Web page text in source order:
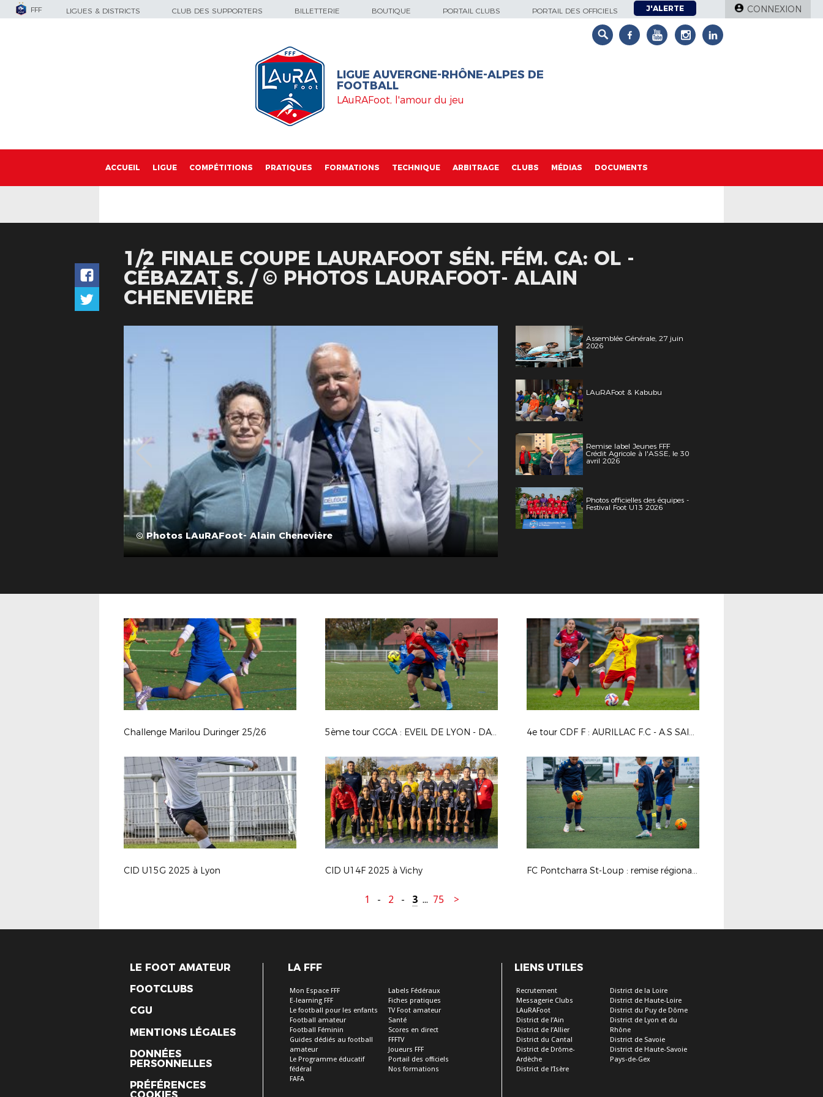
FFF LIGUES & DISTRICTS CLUB DES SUPPORTERS BILLETTERIE BOUTIQUE PORTAIL CLUBS PORTAIL DES OFFICIELS J'ALERTE CONNEXION
LIGUE AUVERGNE-RHÔNE-ALPES DE
FOOTBALL
LAuRAFoot, l'amour du jeu
ACCUEIL LIGUE COMPÉTITIONS PRATIQUES FORMATIONS TECHNIQUE ARBITRAGE CLUBS MÉDIAS DOCUMENTS
1/2 FINALE COUPE LAURAFOOT SÉN. FÉM. CA: OL -
CÉBAZAT S. / © PHOTOS LAURAFOOT- ALAIN
CHENEVIÈRE
© Photos LAuRAFoot- Alain Chenevière
Assemblée Générale, 27 juin
2026
LAuRAFoot & Kabubu
Remise label Jeunes FFF
Crédit Agricole à l'ASSE, le 30
avril 2026
Photos officielles des équipes -
Festival Foot U13 2026
Challenge Marilou Duringer 25/26 5ème tour CGCA : EVEIL DE LYON - DAVEZIEUX VIDALON 4e tour CDF F : AURILLAC F.C - A.S SAINT PRIEST
CID U15G 2025 à Lyon CID U14F 2025 à Vichy FC Pontcharra St-Loup : remise régionale des labels 2025
1 - 2 - 3 ... 75 >
LE FOOT AMATEUR
FOOTCLUBS
CGU
MENTIONS LÉGALES
DONNÉES
PERSONNELLES
PRÉFÉRENCES
LA FFF
Mon Espace FFF
E-learning FFF
Le football pour les enfants
Football amateur
Football Féminin
Guides dédiés au football
amateur
Le Programme éducatif
fédéral
FAFA
Labels Fédéraux
Fiches pratiques
TV Foot amateur
Santé
Scores en direct
FFFTV
Joueurs FFF
Portail des officiels
Nos formations
LIENS UTILES
Recrutement
Messagerie Clubs
LAuRAFoot
District de l’Ain
District de l’Allier
District du Cantal
District de Drôme-
Ardèche
District de l’Isère
District de la Loire
District de Haute-Loire
District du Puy de Dôme
District de Lyon et du
Rhône
District de Savoie
District de Haute-Savoie
Pays-de-Gex